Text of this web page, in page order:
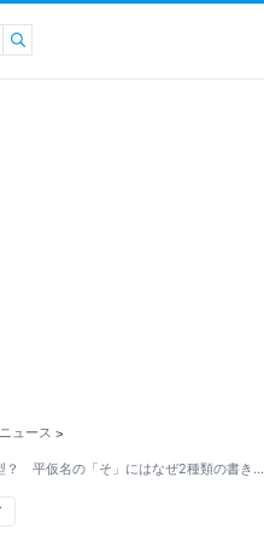
ュース >
平仮名の「そ」にはなぜ2種類の書き…